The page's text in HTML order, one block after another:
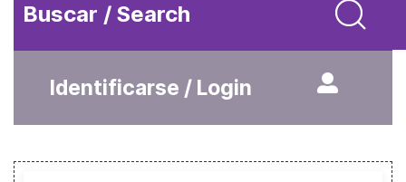
Buscar / Search
Identificarse / Login